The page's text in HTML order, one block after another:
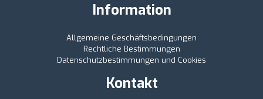
Information
Allgemeine Geschäftsbedingungen
Rechtliche Bestimmungen
Datenschutzbestimmungen und Cookies
Kontakt